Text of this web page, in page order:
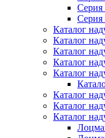
Серия
Каталог
Каталог
Каталог
Каталог
Каталог
Каталог
Каталог
Каталог